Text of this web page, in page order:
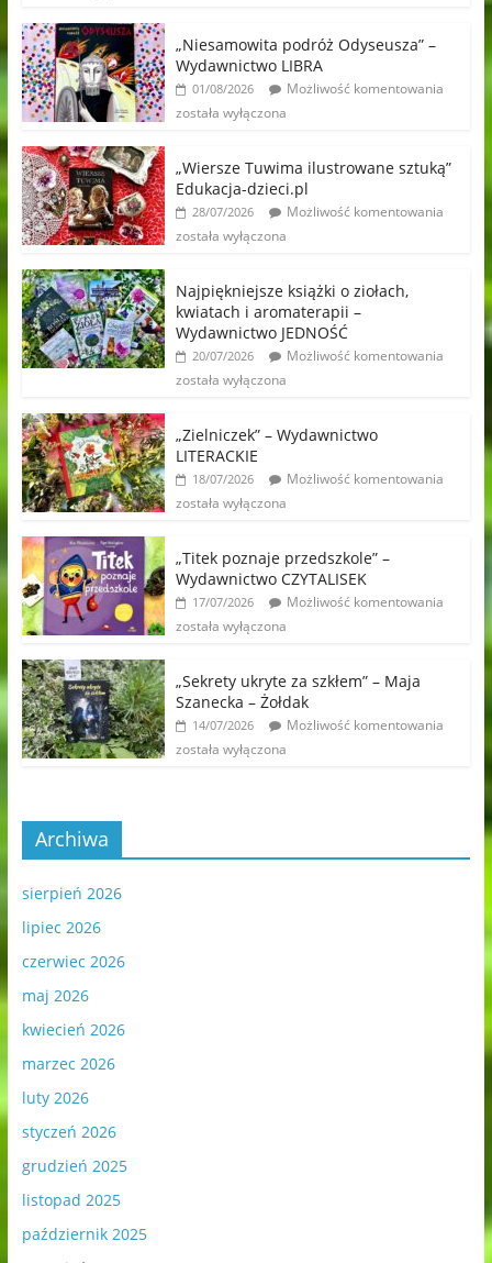
„Niesamowita podróż Odyseusza” –
Wydawnictwo LIBRA
01/08/2026
Możliwość komentowania
została wyłączona
„Wiersze Tuwima ilustrowane sztuką”
Edukacja-dzieci.pl
28/07/2026
Możliwość komentowania
została wyłączona
Najpiękniejsze książki o ziołach,
kwiatach i aromaterapii –
Wydawnictwo JEDNOŚĆ
20/07/2026
Możliwość komentowania
została wyłączona
„Zielniczek” – Wydawnictwo
LITERACKIE
18/07/2026
Możliwość komentowania
została wyłączona
„Titek poznaje przedszkole” –
Wydawnictwo CZYTALISEK
17/07/2026
Możliwość komentowania
została wyłączona
„Sekrety ukryte za szkłem” – Maja
Szanecka – Żołdak
14/07/2026
Możliwość komentowania
została wyłączona
Archiwa
sierpień 2026
lipiec 2026
czerwiec 2026
maj 2026
kwiecień 2026
marzec 2026
luty 2026
styczeń 2026
grudzień 2025
listopad 2025
październik 2025